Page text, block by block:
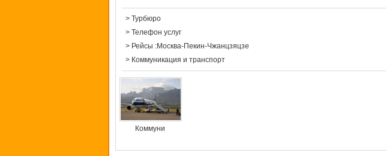
> Турбюро
> Телефон услуг
> Рейсы :Москва-Пекин-Чжанцзяцзе
> Коммуникация и транспорт
Коммуни